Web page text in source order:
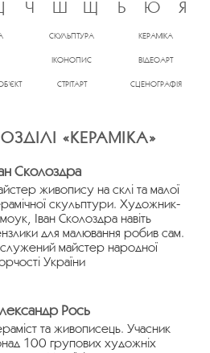
Ч Ш Щ Ь Ю Я
СКУЛЬПТУРА КЕРАМІКА
ІКОНОПИС ВІДЕОАРТ
СТРІТАРТ СЦЕНОГРАФІЯ
«КЕРАМІКА»
Сколоздра
живопису на склі та малої
скульптури. Художник-
Іван Сколоздра навіть
для малювання робив сам.
майстер народної
України
Рось
та живописець. Учасник
100 групових художніх